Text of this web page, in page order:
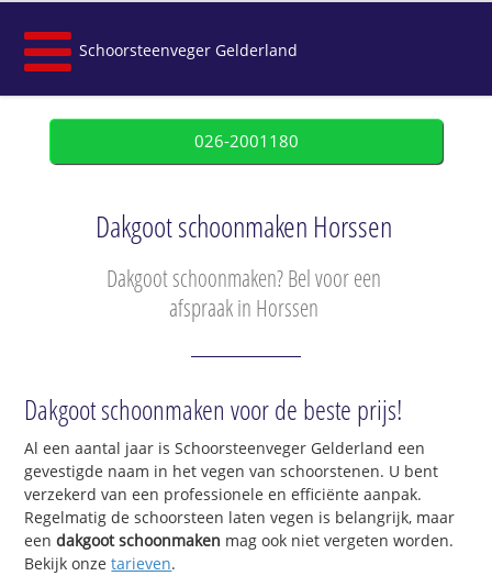
Schoorsteenveger Gelderland
026-2001180
Dakgoot schoonmaken Horssen
Dakgoot schoonmaken? Bel voor een
afspraak in Horssen
Dakgoot schoonmaken voor de beste prijs!
Al een aantal jaar is Schoorsteenveger Gelderland een
gevestigde naam in het vegen van schoorstenen. U bent
verzekerd van een professionele en efficiënte aanpak.
Regelmatig de schoorsteen laten vegen is belangrijk, maar
eendakgoot schoonmaken mag ook niet vergeten worden.
Bekijk onzetarieven.